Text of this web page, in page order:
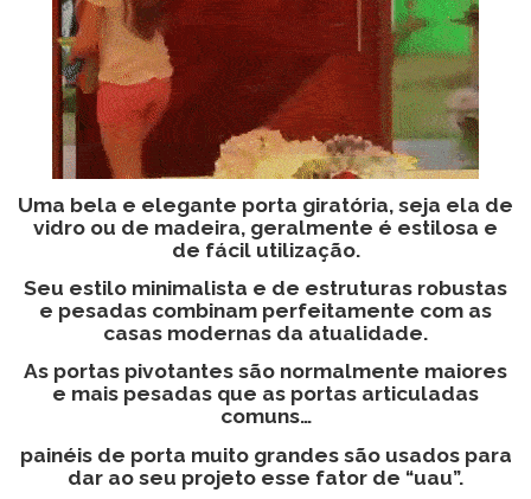
Uma bela e elegante porta giratória, seja ela de
vidro ou de madeira, geralmente é estilosa e
de fácil utilização.
Seu estilo minimalista e de estruturas robustas
e pesadas combinam perfeitamente com as
casas modernas da atualidade.
As portas pivotantes são normalmente maiores
e mais pesadas que as portas articuladas
comuns…
painéis de porta muito grandes são usados para
dar ao seu projeto esse fator de “uau”.